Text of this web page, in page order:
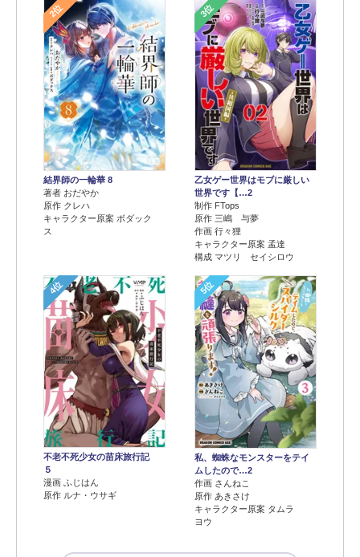
2位
結界師の一輪華 8
著者 おだやか
原作 クレハ
キャラクター原案 ボダック
ス
3位
乙女ゲー世界はモブに厳しい
世界です【…2
制作 FTops
原作 三嶋 与夢
作画 行々狸
キャラクター原案 孟達
構成 マツリ セイシロウ
4位
不老不死少女の苗床旅行記
５
漫画 ふじはん
原作 ルナ・ウサギ
5位
私、蜘蛛なモンスターをテイ
ムしたので…2
作画 さんねこ
原作 あきさけ
キャラクター原案 タムラ
ヨウ